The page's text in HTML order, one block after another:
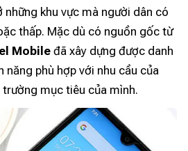
khu vực mà người dân có
thấp. Mặc dù có nguồn gốc từ
Mobile đã xây dựng được danh
năng phù hợp với nhu cầu của
mục tiêu của mình.